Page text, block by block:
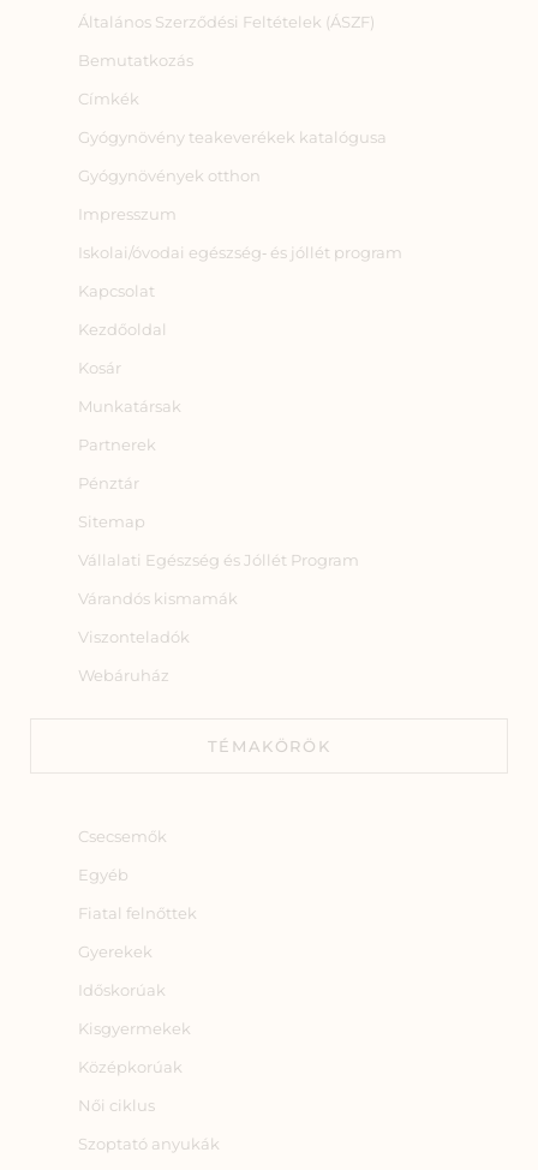
Általános Szerződési Feltételek (ÁSZF)
Bemutatkozás
Címkék
Gyógynövény teakeverékek katalógusa
Gyógynövények otthon
Impresszum
Iskolai/óvodai egészség‑ és jóllét program
Kapcsolat
Kezdőoldal
Kosár
Munkatársak
Partnerek
Pénztár
Sitemap
Vállalati Egészség és Jóllét Program
Várandós kismamák
Viszonteladók
Webáruház
TÉMAKÖRÖK
Csecsemők
Egyéb
Fiatal felnőttek
Gyerekek
Időskorúak
Kisgyermekek
Középkorúak
Női ciklus
Szoptató anyukák